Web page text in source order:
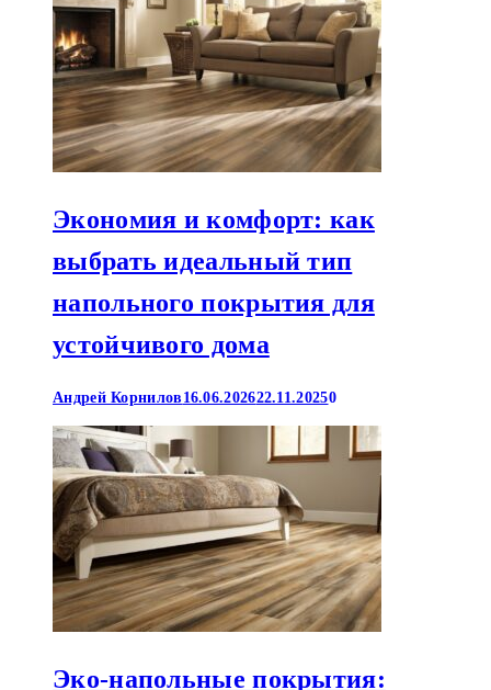
Экономия и комфорт: как
выбрать идеальный тип
напольного покрытия для
устойчивого дома
Андрей Корнилов 16.06.202622.11.20250
Эко-напольные покрытия: